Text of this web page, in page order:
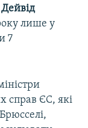
Дейвід
лише у
7
справ ЄС, які